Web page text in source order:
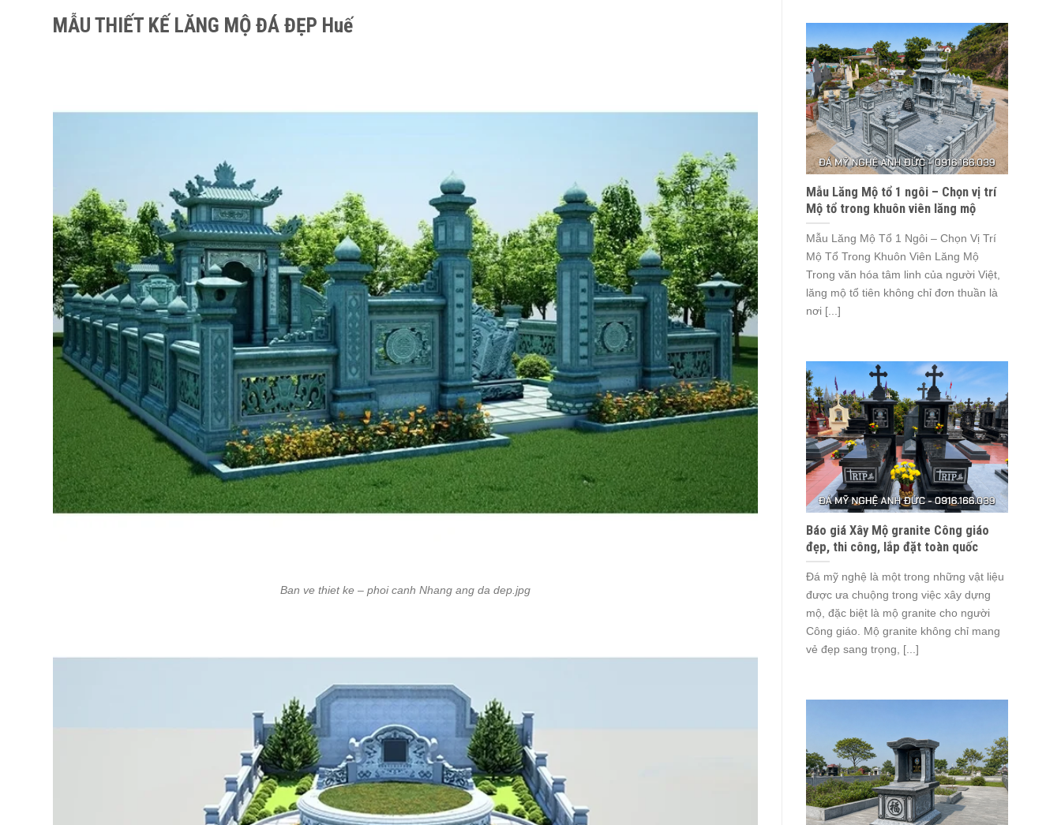
MẪU THIẾT KẾ LĂNG MỘ ĐÁ ĐẸP Huế
Ban ve thiet ke – phoi canh Nhang ang da dep.jpg
Mẫu Lăng Mộ tổ 1 ngôi – Chọn vị trí
Mộ tổ trong khuôn viên lăng mộ
Mẫu Lăng Mộ Tổ 1 Ngôi – Chọn Vị Trí
Mộ Tổ Trong Khuôn Viên Lăng Mộ
Trong văn hóa tâm linh của người Việt,
lăng mộ tổ tiên không chỉ đơn thuần là
nơi [...]
Báo giá Xây Mộ granite Công giáo
đẹp, thi công, lắp đặt toàn quốc
Đá mỹ nghệ là một trong những vật liệu
được ưa chuộng trong việc xây dựng
mộ, đặc biệt là mộ granite cho người
Công giáo. Mộ granite không chỉ mang
vẻ đẹp sang trọng, [...]